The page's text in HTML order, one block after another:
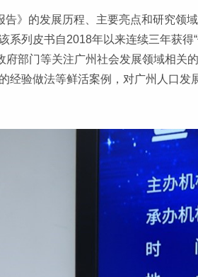
》的发展历程、主要亮点和研究领
系列皮书自2018年以来连续三年获得
府部门等关注广州社会发展领域相关
经验做法等鲜活案例，对广州人口发